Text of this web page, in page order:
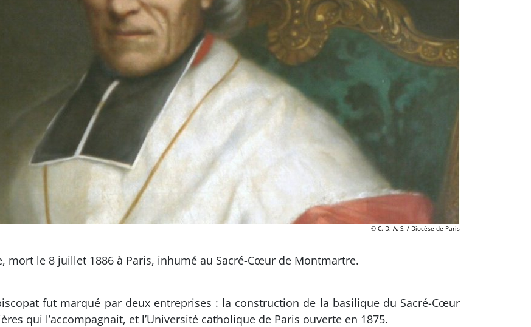
© C. D. A. S. / Diocèse de Paris
mort le 8 juillet 1886 à Paris, inhumé au Sacré-Cœur de Montmartre.
fut marqué par deux entreprises : la construction de la basilique du Sacré-Cœur
qui l’accompagnait, et l’Université catholique de Paris ouverte en 1875.